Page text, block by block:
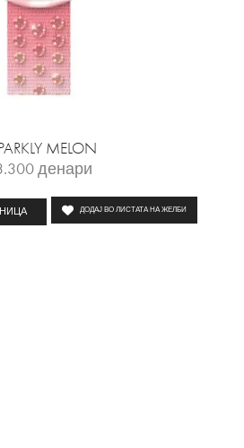
MELON
денари
ДОДАЈ ВО ЛИСТАТА НА ЖЕЛБИ